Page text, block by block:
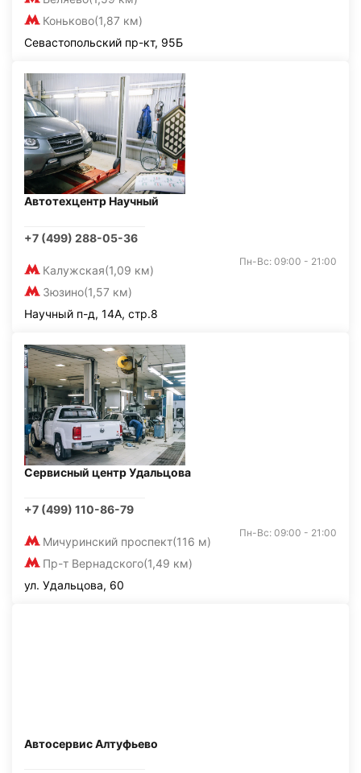
Коньково(1,87 км)
Севастопольский пр-кт, 95Б
Автотехцентр Научный
+7 (499) 288-05-36
Калужская(1,09 км)
Зюзино(1,57 км)
Пн-Вс: 09:00 - 21:00
Научный п-д, 14А, стр.8
Сервисный центр Удальцова
+7 (499) 110-86-79
Мичуринский проспект(116 м)
Пр-т Вернадского(1,49 км)
Пн-Вс: 09:00 - 21:00
ул. Удальцова, 60
Автосервис Алтуфьево